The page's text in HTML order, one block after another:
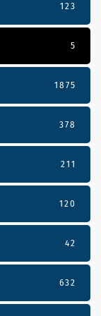
123
5
1875
378
211
120
42
632